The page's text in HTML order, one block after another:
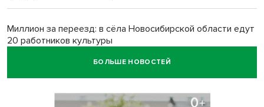
Миллион за переезд: в сёла Новосибирской области едут
20 работников культуры
О похолодании в августе-2026 рассказали синоптики в
БОЛЬШЕ НОВОСТЕЙ